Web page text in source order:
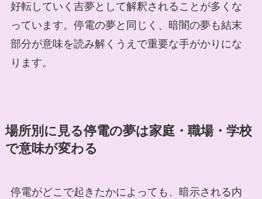
好転していく吉夢として解釈されることが多くな
っています。停電の夢と同じく、暗闇の夢も結末
部分が意味を読み解くうえで重要な手がかりにな
ります。
場所別に見る停電の夢は家庭・職場・学校
で意味が変わる
停電がどこで起きたかによっても、暗示される内